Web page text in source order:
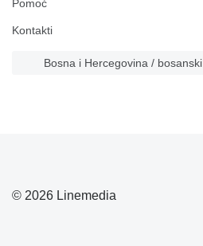
Pomoć
Kontakti
Bosna i Hercegovina / bosanski
© 2026 Linemedia